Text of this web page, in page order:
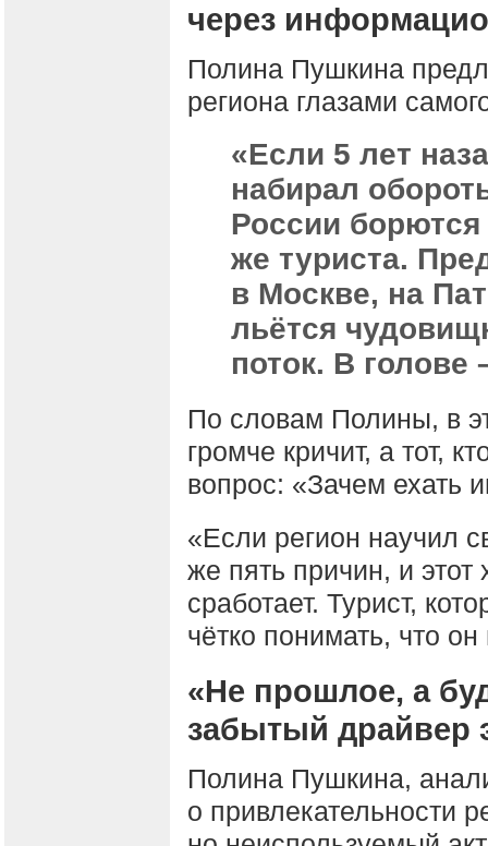
через
Полина Пушкина
региона глазами
«Если 5 лет
набирал
России борются
же туриста.
в Москве, на
льётся
поток. В голове
По словам Полины, в
громче кричит, а тот,
вопрос: «Зачем ехать
«Если регион научил
же пять причин, и этот
сработает. Турист,
чётко понимать, что он
«Не прошлое, а
забытый драйвер
Полина Пушкина,
о привлекательности